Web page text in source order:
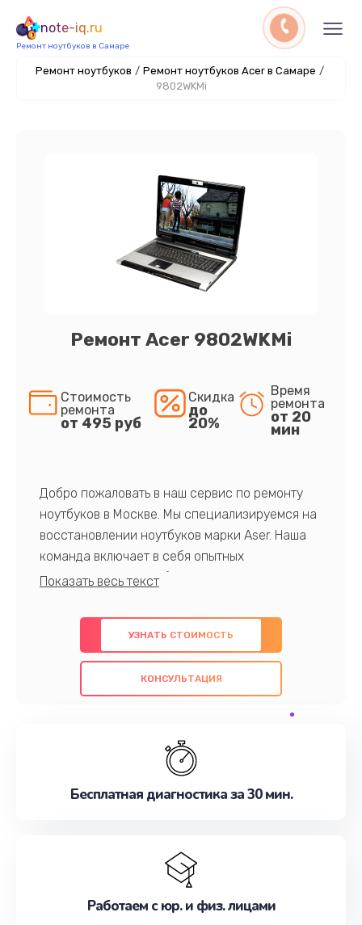
note-iq.ru
Ремонт ноутбуков в Самаре
Ремонт ноутбуков / Ремонт ноутбуков Acer в Самаре /
9802WKMi
Ремонт Acer 9802WKMi
Стоимость
ремонта
от 495 руб
Скидка
до
20%
Время
ремонта
от 20
мин
Добро пожаловать в наш сервис по ремонту
ноутбуков в Москве. Мы специализируемся на
восстановлении ноутбуков марки Aser. Наша
команда включает в себя опытных
профессионалов с обширными знаниями и
предлагаем быстрый и качественный ремонт с
использованием оригинальных компонентов, а
также гарантируем качество всех
проведенных работ. Наша цель - предоставить
наилучшим образом. Не медлите записаться на
УЗНАТЬ СТОИМОСТЬ
КОНСУЛЬТАЦИЯ
Бесплатная диагностика за 30 мин.
Работаем с юр. и физ. лицами